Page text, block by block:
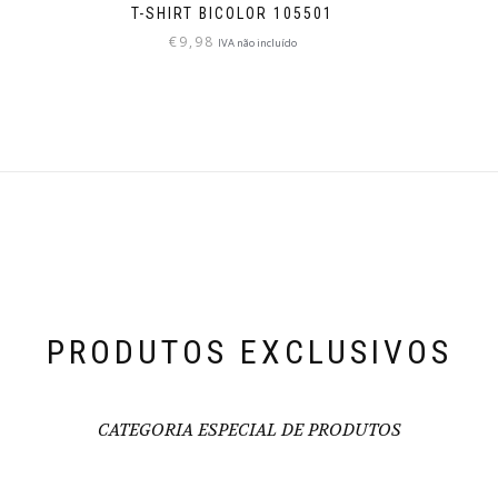
T-SHIRT BICOLOR 105501
€9,98 IVA não incluído
PRODUTOS EXCLUSIVOS
CATEGORIA ESPECIAL DE PRODUTOS